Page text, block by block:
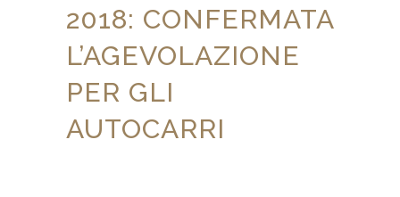
2018: CONFERMATA
L’AGEVOLAZIONE
PER GLI
AUTOCARRI